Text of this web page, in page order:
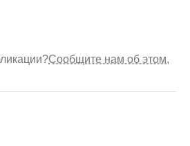
Сообщите нам об этом.